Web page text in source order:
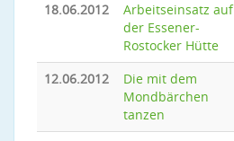
18.06.2012
Arbeitseinsatz auf
der Essener-
Rostocker Hütte
12.06.2012
Die mit dem
Mondbärchen
tanzen